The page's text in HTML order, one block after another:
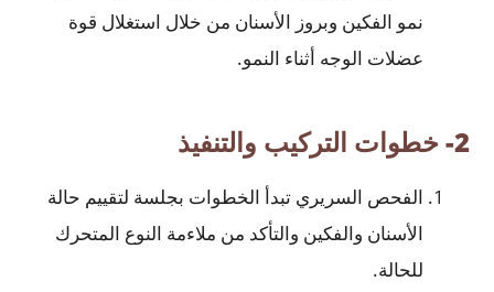
نمو الفكين وبروز الأسنان من خلال استغلال قوة
عضلات الوجه أثناء النمو.
2- خطوات التركيب والتنفيذ
الفحص السريري تبدأ الخطوات بجلسة لتقييم حالة
الأسنان والفكين والتأكد من ملاءمة النوع المتحرك
للحالة.